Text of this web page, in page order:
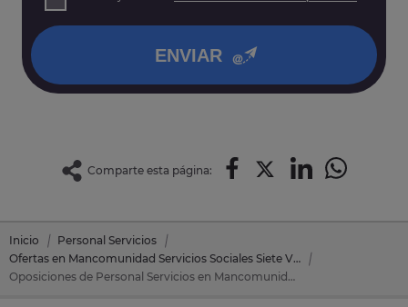
así como otros derechos tal y como se explica en nuestra
ENVIAR
Comparte esta página:
Inicio
Personal Servicios
Ofertas en Mancomunidad Servicios Sociales Siete Villas
Oposiciones de Personal Servicios en Mancomunidad Servicios Sociales Siete Villas (Cantabria)